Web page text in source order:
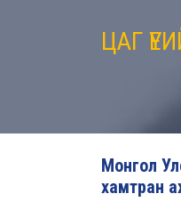
ЦАГ
Монгол
хамтран